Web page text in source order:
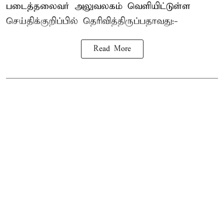
படைத்தலைவர் அலுவலகம் வெளியிட்டுள்ள
செய்திக்குறிப்பில் தெரிவித்திருப்பதாவது:-
Read More